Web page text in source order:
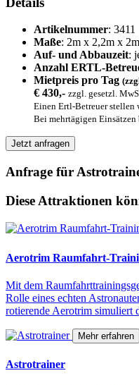
Artikelnummer: 3411
Maße: 2m x 2,2m x 2m
Auf- und Abbauzeit:
Anzahl ERTL-
Mietpreis pro Tag
€ 430,- zzgl. gesetzl.
Einen Ertl-Betreuer stellen
Bei mehrtägigen
Jetzt anfragen
Anfrage für
Diese Attraktionen
Aerotrim Raumfahrt-
Mit dem
Rolle eines echten
rotierende Aerotrim
Mehr erfahren
Astrotrainer